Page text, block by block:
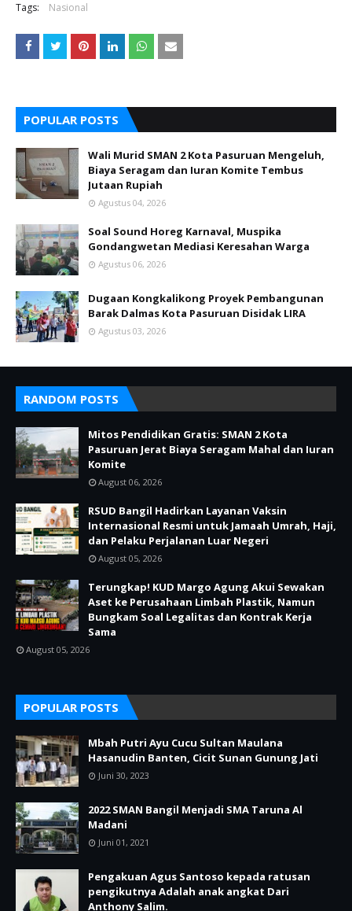
Tags: Nasional
POPULAR POSTS
Wali Murid SMAN 2 Kota Pasuruan Mengeluh,
Biaya Seragam dan Iuran Komite Tembus
Jutaan Rupiah
Agustus 04, 2026
Soal Sound Horeg Karnaval, Muspika
Gondangwetan Mediasi Keresahan Warga
Agustus 06, 2026
Dugaan Kongkalikong Proyek Pembangunan
Barak Dalmas Kota Pasuruan Disidak LIRA
Agustus 03, 2026
RANDOM POSTS
Mitos Pendidikan Gratis: SMAN 2 Kota
Pasuruan Jerat Biaya Seragam Mahal dan Iuran
Komite
August 06, 2026
RSUD Bangil Hadirkan Layanan Vaksin
Internasional Resmi untuk Jamaah Umrah, Haji,
dan Pelaku Perjalanan Luar Negeri
August 05, 2026
Terungkap! KUD Margo Agung Akui Sewakan
Aset ke Perusahaan Limbah Plastik, Namun
Bungkam Soal Legalitas dan Kontrak Kerja
Sama
August 05, 2026
POPULAR POSTS
Mbah Putri Ayu Cucu Sultan Maulana
Hasanudin Banten, Cicit Sunan Gunung Jati
Juni 30, 2023
2022 SMAN Bangil Menjadi SMA Taruna Al
Madani
Juni 01, 2021
Pengakuan Agus Santoso kepada ratusan
pengikutnya Adalah anak angkat Dari
Anthony Salim.